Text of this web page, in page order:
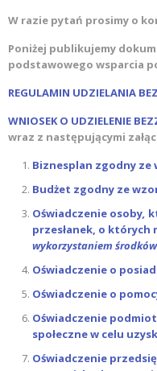
W razie pytań prosimy o
Poniżej publikujemy
podstawowego wsparcia
REGULAMIN UDZIELANIA
WNIOSEK O UDZIELENIE
wraz z następującymi
Biznesplan zgodny ze
Budżet zgodny ze
Oświadczenie osoby,
przesłanek, o których
wykorzystaniem środków
Oświadczenie o
Oświadczenie o
Oświadczenie
społeczne w celu
Oświadczenie